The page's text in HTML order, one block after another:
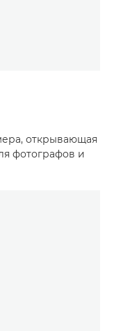
открывающая
фотографов и